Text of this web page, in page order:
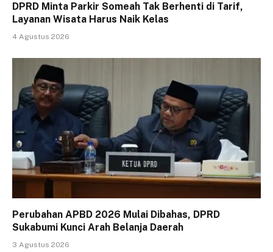
DPRD Minta Parkir Someah Tak Berhenti di Tarif,
Layanan Wisata Harus Naik Kelas
4 Agustus 2026
Perubahan APBD 2026 Mulai Dibahas, DPRD
Sukabumi Kunci Arah Belanja Daerah
3 Agustus 2026